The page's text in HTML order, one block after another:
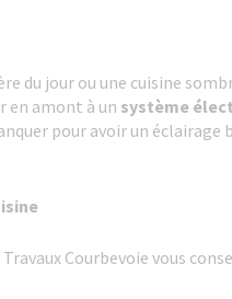
du jour ou une cuisine
en amont à un système
pour avoir un éclairage
Travaux Courbevoie vous